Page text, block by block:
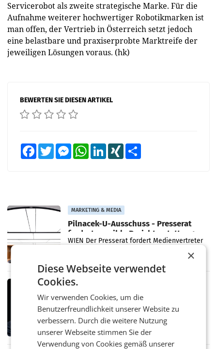
Servicerobot als zweite strategische Marke. Für die
Aufnahme weiterer hochwertiger Robotikmarken ist
man offen, der Vertrieb in Österreich setzt jedoch
eine belastbare und praxiserprobte Marktreife der
jeweiligen Lösungen voraus. (hk)
BEWERTEN SIE DIESEN ARTIKEL
FacebookTwitter MessengerWhatsAppLinkedInXING
MARKETING & MEDIA
Pilnacek-U-Ausschuss - Presserat
fordert sensible Berichterstattung
WIEN Der Presserat fordert Medienvertreter
Ermittlungen rund um das Ableben des Ex-
Sektionschefs im Justizministerium, Christian
MARKETING & MEDIA
Stiftungsrat Lederer wehrt sich in
den SN gegen Vorwürfe
Mehrere Themen beschäftigen derzeit den
ORF. Am Dienstag soll im Stiftungsrat über
die vom neuen ORF-Chef Clemens Pig
vorgeschlagenen Besetzungen für die
×
Diese Webseite verwendet
Cookies.
Wir verwenden Cookies, um die
Benutzerfreundlichkeit unserer Website zu
verbessern. Durch die weitere Nutzung
unserer Webseite stimmen Sie der
Verwendung von Cookies gemäß unserer